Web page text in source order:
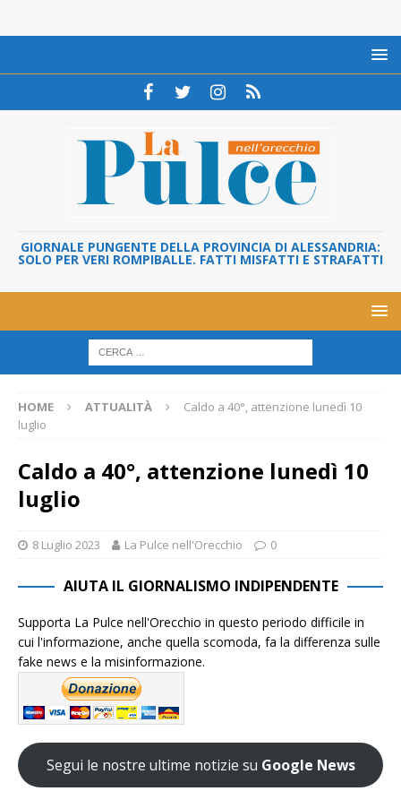
GIORNALE PUNGENTE DELLA PROVINCIA DI ALESSANDRIA:
SOLO PER VERI ROMPIBALLE. FATTI MISFATTI E STRAFATTI
HOME ATTUALITÀ
Caldo a 40°, attenzione lunedì 10
luglio
Caldo a 40°, attenzione lunedì 10
luglio
8 Luglio 2023 La Pulce nell'Orecchio 0
AIUTA IL GIORNALISMO INDIPENDENTE
Supporta La Pulce nell'Orecchio in questo periodo difficile in
cui l'informazione, anche quella scomoda, fa la differenza sulle
fake news e la misinformazione.
Segui le nostre ultime notizie su Google News